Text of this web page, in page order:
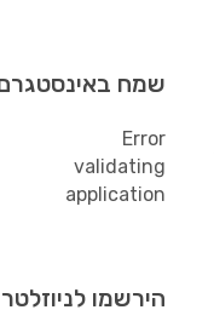
שמח
Error
validating
application
הירשמו